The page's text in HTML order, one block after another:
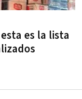
es la lista